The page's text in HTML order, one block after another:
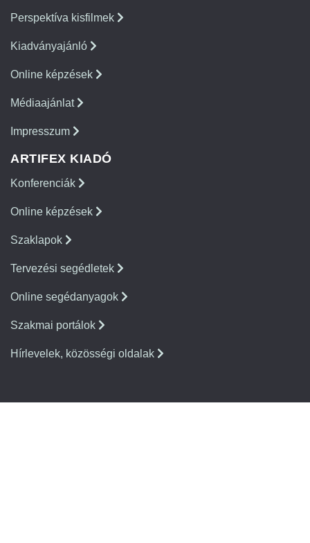
Perspektíva kisfilmek
Kiadványajánló
Online képzések
Médiaajánlat
Impresszum
ARTIFEX KIADÓ
Konferenciák
Online képzések
Szaklapok
Tervezési segédletek
Online segédanyagok
Szakmai portálok
Hírlevelek, közösségi oldalak